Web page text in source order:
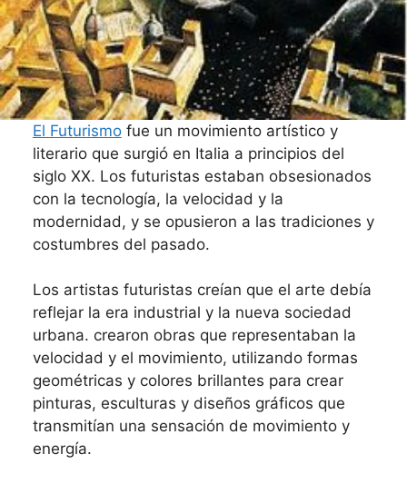
El Futurismofue un movimiento artístico y
literario que surgió en Italia a principios del
siglo XX. Los futuristas estaban obsesionados
con la tecnología, la velocidad y la
modernidad, y se opusieron a las tradiciones y
costumbres del pasado.
Los artistas futuristas creían que el arte debía
reflejar la era industrial y la nueva sociedad
urbana. crearon obras que representaban la
velocidad y el movimiento, utilizando formas
geométricas y colores brillantes para crear
pinturas, esculturas y diseños gráficos que
transmitían una sensación de movimiento y
energía.